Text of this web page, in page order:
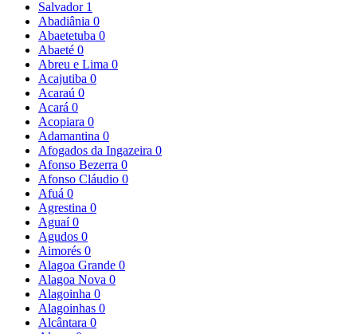
Salvador 1
Abadiânia 0
Abaetetuba 0
Abaeté 0
Abreu e Lima 0
Acajutiba 0
Acaraú 0
Acará 0
Acopiara 0
Adamantina 0
Afogados da Ingazeira 0
Afonso Bezerra 0
Afonso Cláudio 0
Afuá 0
Agrestina 0
Aguaí0
Agudos 0
Aimorés 0
Alagoa Grande 0
Alagoa Nova 0
Alagoinha 0
Alagoinhas 0
Alcântara 0